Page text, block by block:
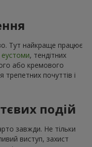
Тут найкраще працює
еустоми, тендітних
або кремового
почуттів і
подій
завжди. Не тільки
виступ, захист